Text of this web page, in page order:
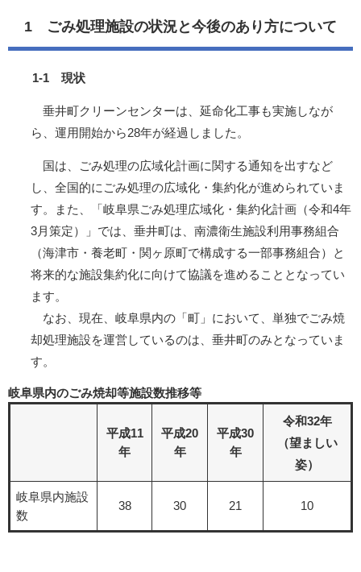
1 ごみ処理施設の状況と今後のあり方について
1-1 現状
垂井町クリーンセンターは、延命化工事も実施しなが
ら、運用開始から28年が経過しました。
国は、ごみ処理の広域化計画に関する通知を出すなど
し、全国的にごみ処理の広域化・集約化が進められていま
す。また、「岐阜県ごみ処理広域化・集約化計画（令和4年
3月策定）」では、垂井町は、南濃衛生施設利用事務組合
（海津市・養老町・関ヶ原町で構成する一部事務組合）と
将来的な施設集約化に向けて協議を進めることとなってい
ます。
なお、現在、岐阜県内の「町」において、単独でごみ焼
却処理施設を運営しているのは、垂井町のみとなっていま
す。
岐阜県内のごみ焼却等施設数推移等
平成11
年
平成20
年
平成30
年
令和32年
（望ましい
姿）
岐阜県内施設
数
38 30 21 10